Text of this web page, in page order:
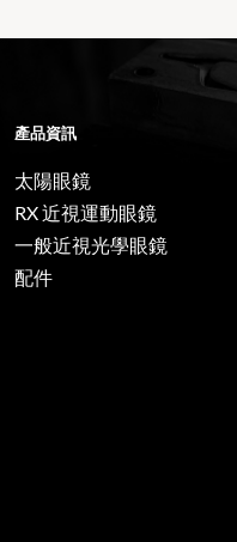
產品資訊
太陽眼鏡
RX 近視運動眼鏡
一般近視光學眼鏡
配件